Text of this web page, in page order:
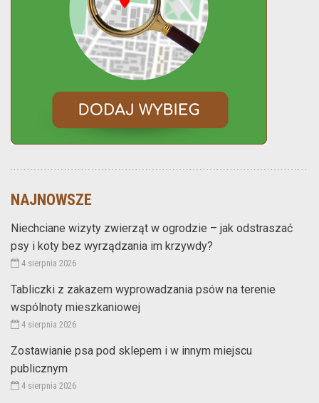
NAJNOWSZE
Niechciane wizyty zwierząt w ogrodzie – jak odstraszać
psy i koty bez wyrządzania im krzywdy?
4 sierpnia 2026
Tabliczki z zakazem wyprowadzania psów na terenie
wspólnoty mieszkaniowej
4 sierpnia 2026
Zostawianie psa pod sklepem i w innym miejscu
publicznym
4 sierpnia 2026